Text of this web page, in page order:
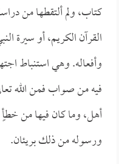
كتاب، ولم ألتقطها من
القرآن الكريم، أو سيرة
وأفعاله. وهي استنباط
فيه من صواب فمن الله
أهل، وما كان فيها من
ورسوله من ذلك بريئان.